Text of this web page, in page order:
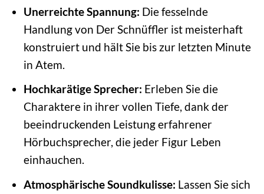
Unerreichte Spannung: Die fesselnde
Handlung von Der Schnüffler ist meisterhaft
konstruiert und hält Sie bis zur letzten Minute
in Atem.
Hochkarätige Sprecher: Erleben Sie die
Charaktere in ihrer vollen Tiefe, dank der
beeindruckenden Leistung erfahrener
Hörbuchsprecher, die jeder Figur Leben
einhauchen.
Atmosphärische Soundkulisse: Lassen Sie sich